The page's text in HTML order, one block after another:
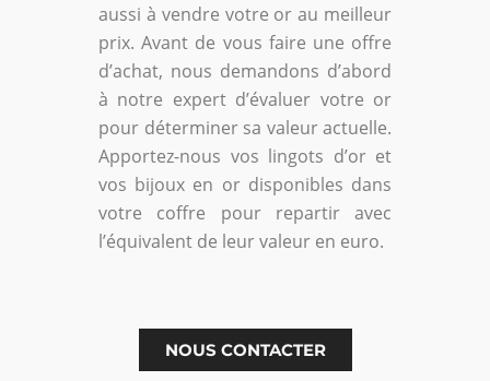
aussi à vendre votre or au meilleur
prix. Avant de vous faire une offre
d’achat, nous demandons d’abord
à notre expert d’évaluer votre or
pour déterminer sa valeur actuelle.
Apportez-nous vos lingots d’or et
vos bijoux en or disponibles dans
votre coffre pour repartir avec
l’équivalent de leur valeur en euro.
NOUS CONTACTER